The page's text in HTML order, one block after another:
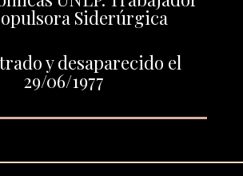
Siderúrgica
y desaparecido el
29/06/1977